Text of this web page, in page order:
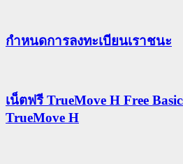
กําหนดการลงทะเบียนเราชนะ
เน็ตฟรี TrueMove H Free
TrueMove H